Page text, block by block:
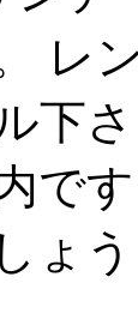
レ
下
で
ょ